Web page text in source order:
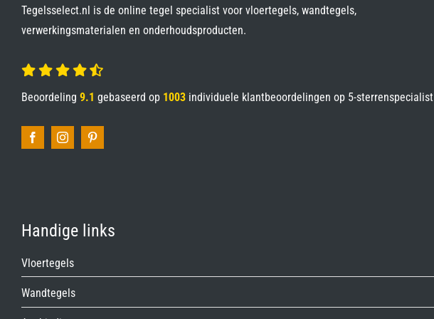
Tegelsselect.nl is de online tegel specialist voor vloertegels, wandtegels,
verwerkingsmaterialen en onderhoudsproducten.
Beoordeling 9.1 gebaseerd op 1003individuele klantbeoordelingen op 5-sterrenspecialist
Handige links
Vloertegels
Wandtegels